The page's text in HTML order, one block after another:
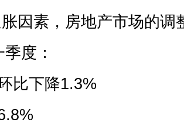
因素，房地产市场的调
度：
比下降1.3%